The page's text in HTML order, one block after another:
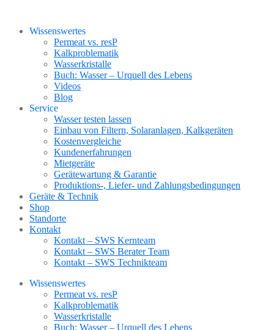
Wissenswertes
Permeat vs. resP
Kalkproblematik
Wasserkristalle
Buch: Wasser – Urquell des Lebens
Videos
Blog
Service
Wasser testen lassen
Einbau von Filtern, Solaranlagen, Kalkgeräten
Kostenvergleiche
Kundenerfahrungen
Mietgeräte
Gerätewartung & Garantie
Produktions-, Liefer- und Zahlungsbedingungen
Geräte & Technik
Shop
Standorte
Kontakt
Kontakt – SWS Kernteam
Kontakt – SWS Berater Team
Kontakt – SWS Technikteam
Wissenswertes
Permeat vs. resP
Kalkproblematik
Wasserkristalle
Buch: Wasser – Urquell des Lebens